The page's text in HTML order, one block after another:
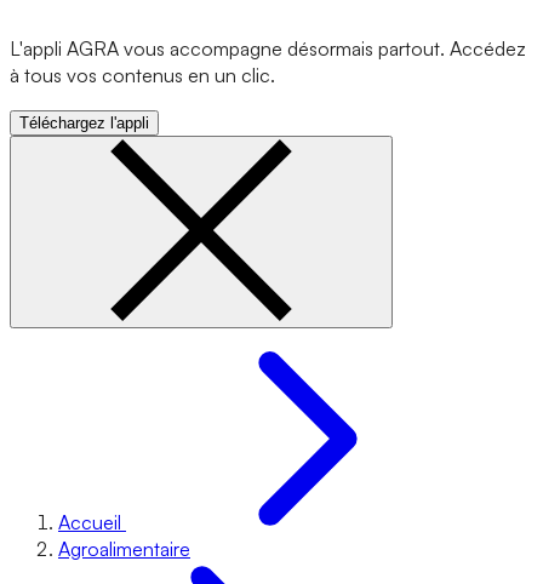
L'appli AGRA vous accompagne désormais partout. Accédez
à tous vos contenus en un clic.
Téléchargez l'appli
Accueil
Agroalimentaire